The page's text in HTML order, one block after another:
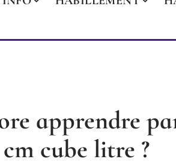
apprendre
cube litre ?